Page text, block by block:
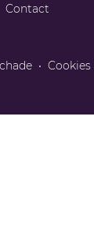
Contact
• Cookies